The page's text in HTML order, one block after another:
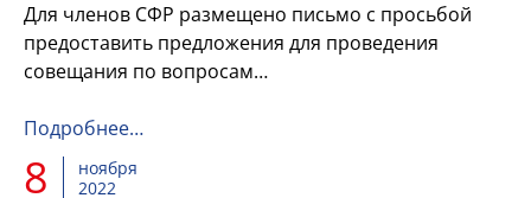
Для членов СФР размещено письмо с просьбой
предоставить предложения для проведения
совещания по вопросам
внесении изменений в части первой и второй...
Подробнее…
8
ноября
2022